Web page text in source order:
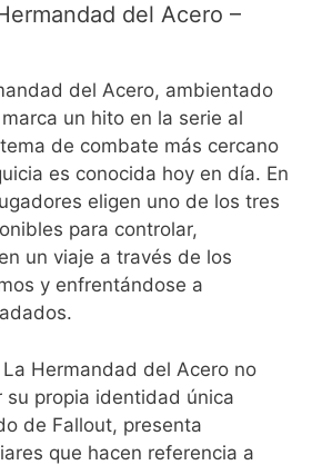
del Acero –
del Acero, ambientado
un hito en la serie al
de combate más cercano
es conocida hoy en día. En
eligen uno de los tres
para controlar,
un viaje a través de los
y enfrentándose a
Hermandad del Acero no
su propia identidad única
de Fallout, presenta
que hacen referencia a